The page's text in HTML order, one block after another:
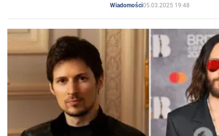
Wiadomości05.03.2025 19:48